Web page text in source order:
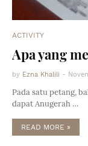
ACTIVITY
Apa yang
by Ezna Khalili -
Pada satu petang,
dapat Anugerah …
READ MORE »